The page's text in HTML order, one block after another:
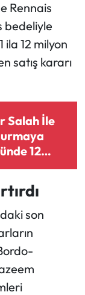
Rennais
bedeliyle
ila 12 milyon
satış kararı
Salah İle
12
son